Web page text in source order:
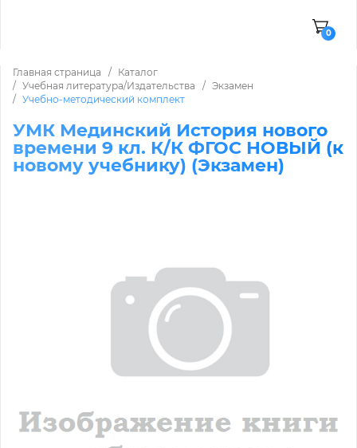
0
Главная страница
Каталог
Учебная литература/Издательства
Экзамен
Учебно-методический комплект
УМК Мединский История нового
времени 9 кл. К/К ФГОС НОВЫЙ (к
новому учебнику) (Экзамен)